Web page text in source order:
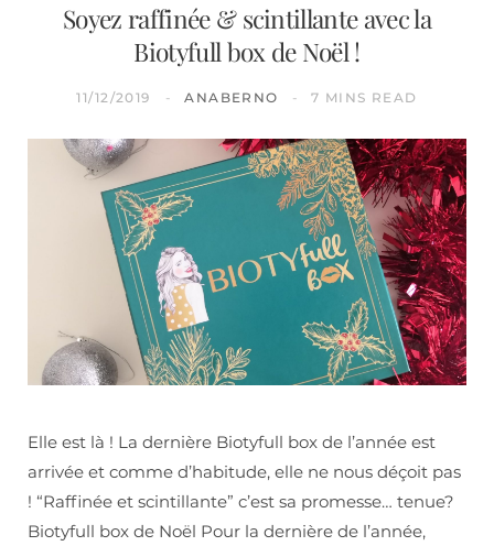
Soyez raffinée & scintillante avec la
Biotyfull box de Noël !
11/12/2019 ANABERNO 7 MINS READ
Elle est là ! La dernière Biotyfull box de l’année est
arrivée et comme d’habitude, elle ne nous déçoit pas
! “Raffinée et scintillante” c’est sa promesse… tenue?
Biotyfull box de Noël Pour la dernière de l’année,